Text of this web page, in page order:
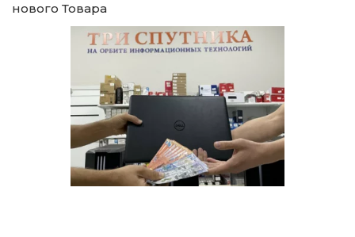
нового Товара